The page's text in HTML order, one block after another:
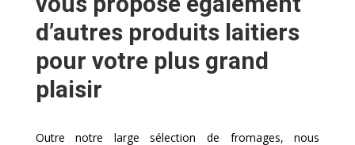
d’autres produits laitiers
pour votre plus grand
plaisir
Outre notre large sélection de fromages, nous